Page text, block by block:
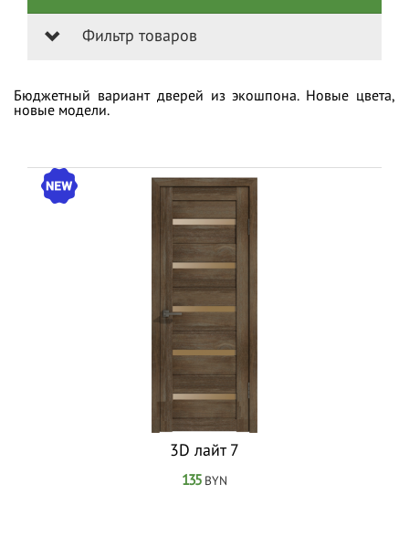
Фильтр товаров
Бюджетный вариант дверей из экошпона. Новые цвета,
новые модели.
3D лайт 7
135BYN